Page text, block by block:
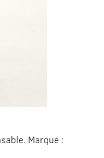
Marque :